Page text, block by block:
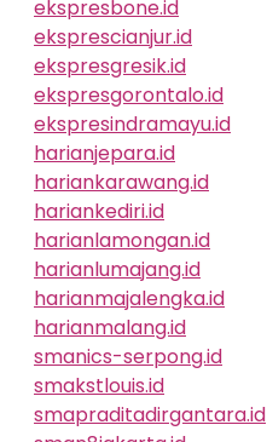
ekspresbone.id
eksprescianjur.id
ekspresgresik.id
ekspresgorontalo.id
ekspresindramayu.id
harianjepara.id
hariankarawang.id
hariankediri.id
harianlamongan.id
harianlumajang.id
harianmajalengka.id
harianmalang.id
smanics-serpong.id
smakstlouis.id
smapraditadirgantara.id